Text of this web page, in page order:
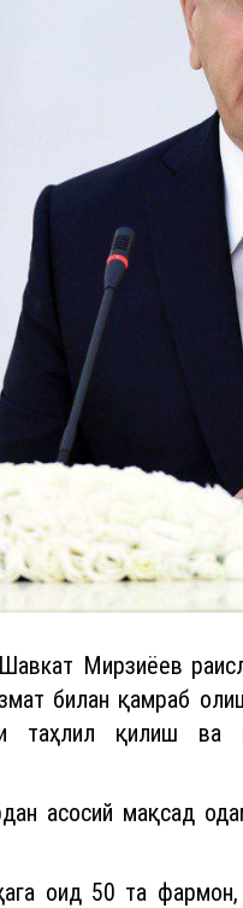
Мирзиёев
билан қамраб
таҳлил қилиш ва
асосий мақсад
оид 50 та